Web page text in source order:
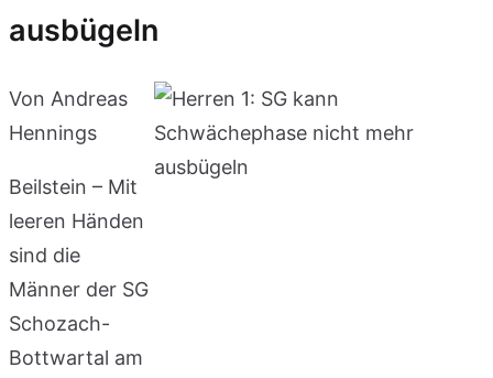
ausbügeln
Von Andreas
Hennings
Beilstein – Mit
leeren Händen
sind die
Männer der SG
Schozach-
Bottwartal am